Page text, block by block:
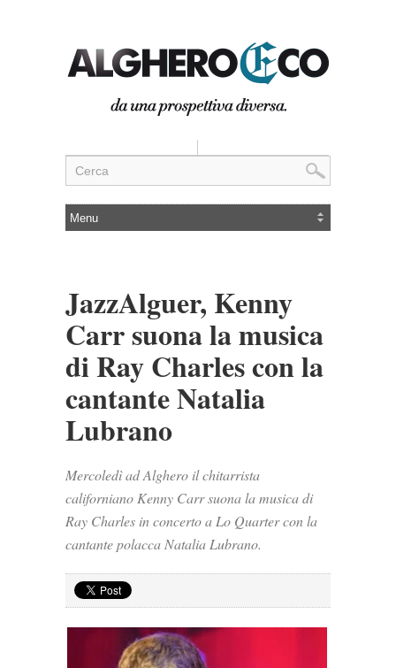
JazzAlguer, Kenny
Carr suona la musica
di Ray Charles con la
cantante Natalia
Lubrano
Mercoledì ad Alghero il chitarrista
californiano Kenny Carr suona la musica di
Ray Charles in concerto a Lo Quarter con la
cantante polacca Natalia Lubrano.